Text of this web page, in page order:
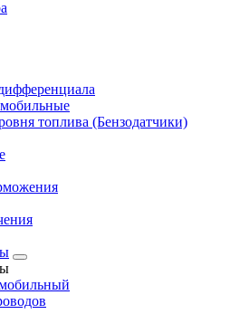
топлива (Бензодатчики)